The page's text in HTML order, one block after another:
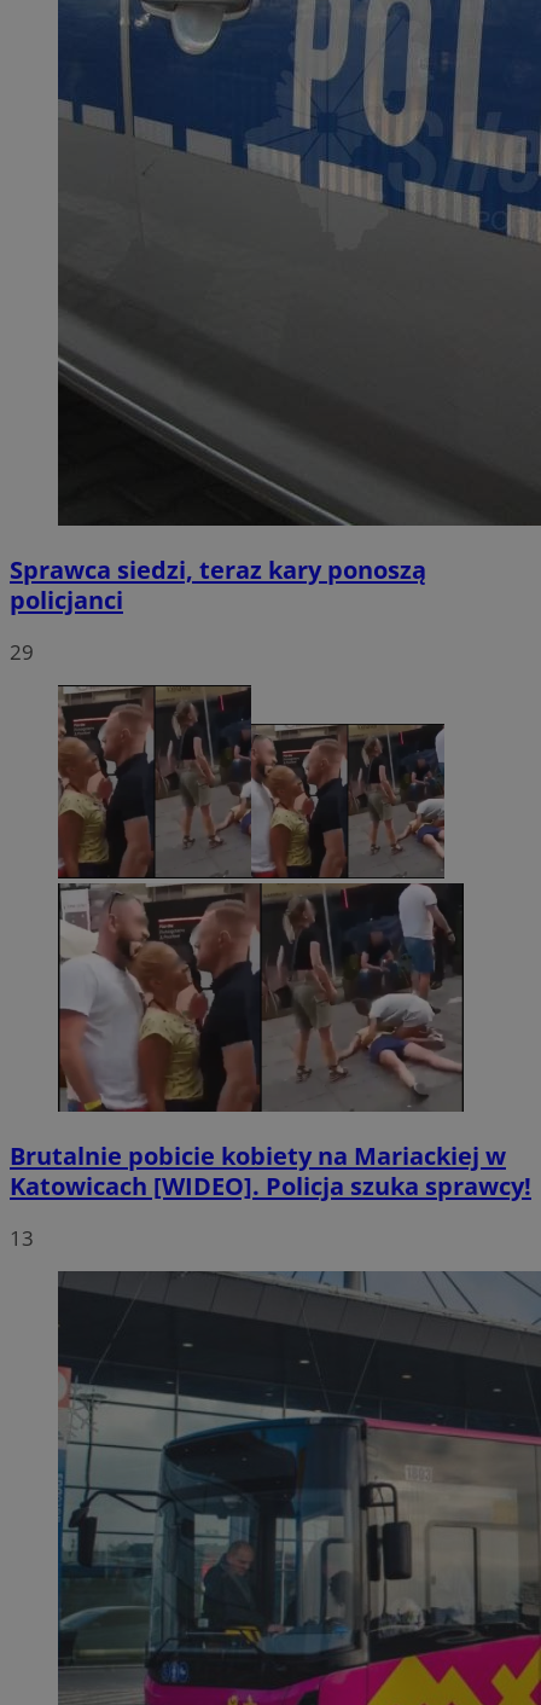
Sprawca siedzi, teraz kary ponoszą
policjanci
29
Brutalnie pobicie kobiety na Mariackiej w
Katowicach [WIDEO]. Policja szuka sprawcy!
13